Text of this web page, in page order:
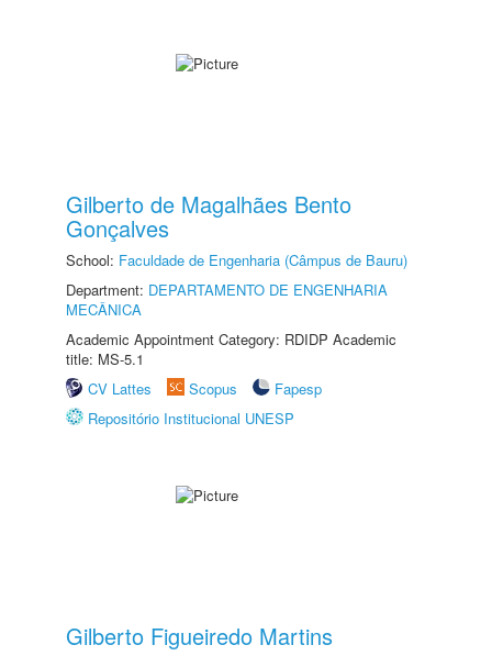
Gilberto de Magalhães Bento
Gonçalves
School: Faculdade de Engenharia (Câmpus de Bauru)
Department: DEPARTAMENTO DE ENGENHARIA
MECÂNICA
Academic Appointment Category: RDIDP Academic
title: MS-5.1
CV Lattes
Scopus
Fapesp
Repositório Institucional UNESP
Gilberto Figueiredo Martins